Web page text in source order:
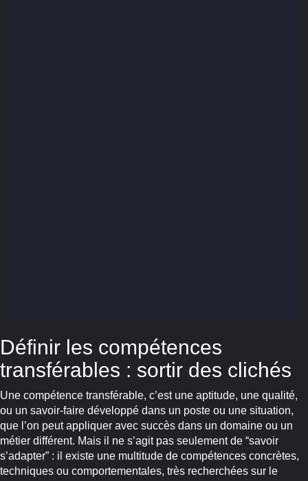
Définir les compétences
transférables : sortir des clichés
Une compétence transférable, c’est une aptitude, une qualité,
ou un savoir-faire développé dans un poste ou une situation,
que l’on peut appliquer avec succès dans un domaine ou un
métier différent. Mais il ne s’agit pas seulement de “savoir
s’adapter” : il existe une multitude de compétences concrètes,
techniques ou comportementales, très recherchées sur le